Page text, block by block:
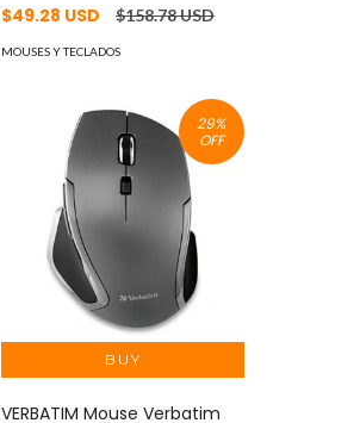
$49.28 USD
$158.78 USD
MOUSES Y TECLADOS
29%
OFF
VERBATIM Mouse Verbatim